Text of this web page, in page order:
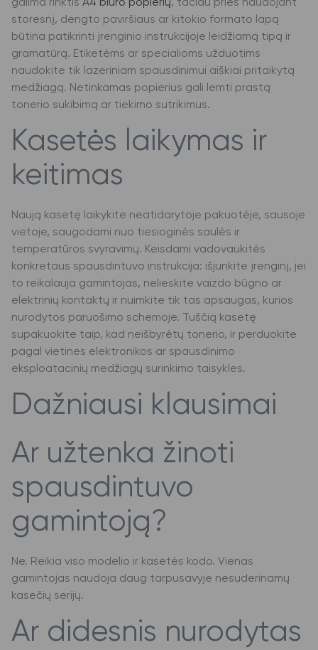
galima rinktis A4 biuro popierių, tačiau prieš naudojant
storesnį, dengto paviršiaus ar kitokio formato lapą
būtina patikrinti įrenginio instrukcijoje leidžiamą tipą ir
gramatūrą. Etiketėms ar specialioms užduotims
naudokite tik lazeriniam spausdinimui aiškiai pritaikytą
medžiagą. Netinkamas popierius gali lemti prastą
tonerio sukibimą ar tiekimo sutrikimus.
Kasetės laikymas ir
keitimas
Naują kasetę laikykite neatidarytoje pakuotėje, sausoje
vietoje, saugodami nuo tiesioginės saulės ir
temperatūros svyravimų. Keisdami vadovaukitės
konkretaus spausdintuvo instrukcija: išjunkite įrenginį, jei
to reikalauja gamintojas, nelieskite vaizdo būgno ar
elektrinių kontaktų ir nuimkite tik tas apsaugas, kurios
nurodytos paruošimo schemoje. Tuščią kasetę
supakuokite taip, kad neišbyrėtų tonerio, ir perduokite
pagal vietines elektronikos ar spausdinimo
eksploatacinių medžiagų surinkimo taisykles.
Dažniausi klausimai
Ar užtenka žinoti
spausdintuvo
gamintoją?
Ne. Reikia viso modelio ir kasetės kodo. Vienas
gamintojas naudoja daug tarpusavyje nesuderinamų
kasečių serijų.
Ar didesnis nurodytas